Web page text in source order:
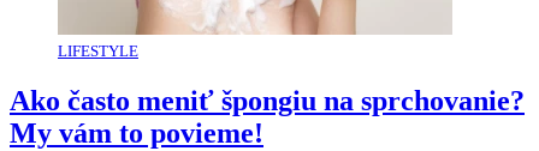
LIFESTYLE
Ako často meniť špongiu na sprchovanie?
My vám to povieme!